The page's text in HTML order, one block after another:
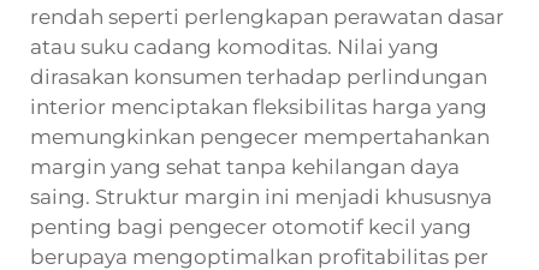
rendah seperti perlengkapan perawatan dasar
atau suku cadang komoditas. Nilai yang
dirasakan konsumen terhadap perlindungan
interior menciptakan fleksibilitas harga yang
memungkinkan pengecer mempertahankan
margin yang sehat tanpa kehilangan daya
saing. Struktur margin ini menjadi khususnya
penting bagi pengecer otomotif kecil yang
berupaya mengoptimalkan profitabilitas per